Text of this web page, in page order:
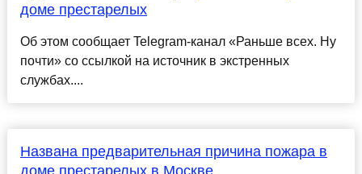
доме престарелых
Об этом сообщает Telegram-канал «Раньше всех. Ну
почти» со ссылкой на источник в экстренных
службах....
Названа предварительная причина пожара в